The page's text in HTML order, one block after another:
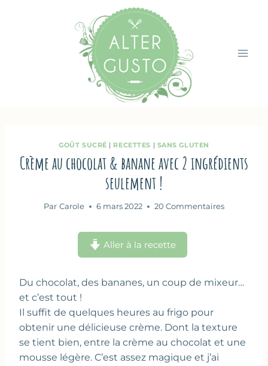
GOÛT SUCRÉ | RECETTES | SANS GLUTEN
Crème au chocolat & banane avec 2 ingrédients
seulement !
Par Carole 6 mars 2022 20 Commentaires
Aller à la recette
Du chocolat, des bananes, un coup de mixeur…
et c’est tout !
Il suffit de quelques heures au frigo pour
obtenir une délicieuse crème. Dont la texture
se tient bien, entre la crème au chocolat et une
mousse légère. C’est assez magique et j’ai